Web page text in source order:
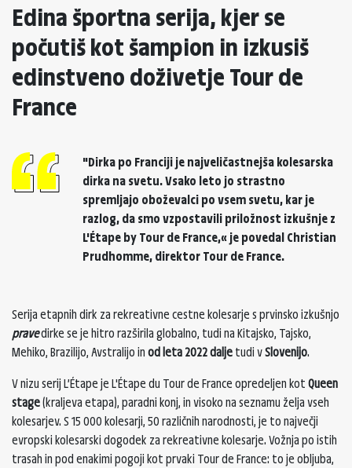
Edina športna serija, kjer se
počutiš kot šampion in izkusiš
edinstveno doživetje Tour de
France
"Dirka po Franciji je najveličastnejša kolesarska
dirka na svetu. Vsako leto jo strastno
spremljajo oboževalci po vsem svetu, kar je
razlog, da smo vzpostavili priložnost izkušnje z
L'Étape by Tour de France,« je povedal Christian
Prudhomme, direktor Tour de France.
Serija etapnih dirk za rekreativne cestne kolesarje s prvinsko izkušnjo
pravedirke se je hitro razširila globalno, tudi na Kitajsko, Tajsko,
Mehiko, Brazilijo, Avstralijo in od leta 2022 dalje tudi vSlovenijo.
V nizu serij L’Étape je L'Étape du Tour de France opredeljen kot Queen
stage(kraljeva etapa), paradni konj, in visoko na seznamu želja vseh
kolesarjev. S 15 000 kolesarji, 50 različnih narodnosti, je to največji
evropski kolesarski dogodek za rekreativne kolesarje. Vožnja po istih
trasah in pod enakimi pogoji kot prvaki Tour de France: to je obljuba,